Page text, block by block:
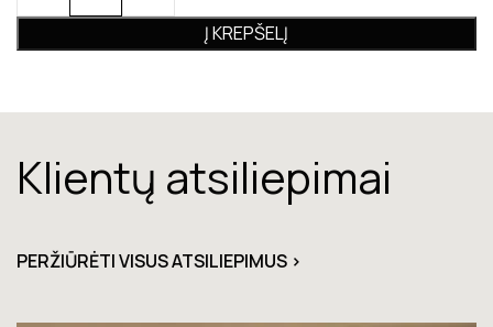
Į KREPŠELĮ
Klientų atsiliepimai
PERŽIŪRĖTI VISUS ATSILIEPIMUS >